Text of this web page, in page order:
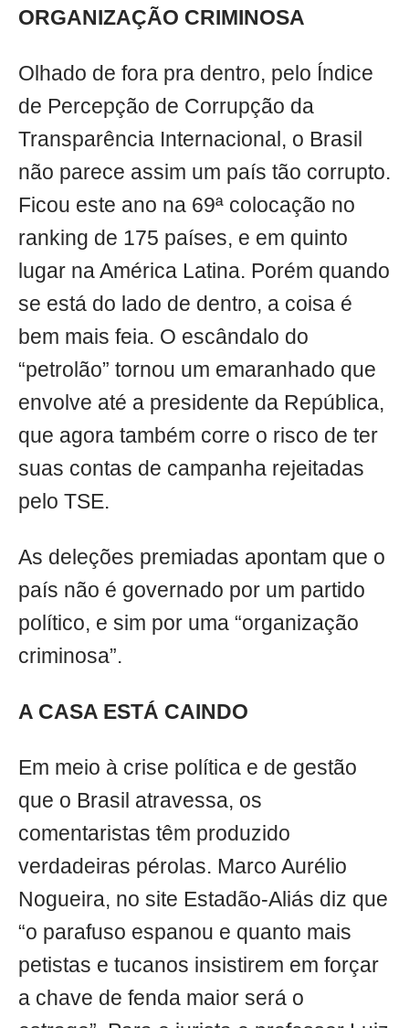
ORGANIZAÇÃO CRIMINOSA
Olhado de fora pra dentro, pelo Índice
de Percepção de Corrupção da
Transparência Internacional, o Brasil
não parece assim um país tão corrupto.
Ficou este ano na 69ª colocação no
ranking de 175 países, e em quinto
lugar na América Latina. Porém quando
se está do lado de dentro, a coisa é
bem mais feia. O escândalo do
“petrolão” tornou um emaranhado que
envolve até a presidente da República,
que agora também corre o risco de ter
suas contas de campanha rejeitadas
pelo TSE.
As deleções premiadas apontam que o
país não é governado por um partido
político, e sim por uma “organização
criminosa”.
A CASA ESTÁ CAINDO
Em meio à crise política e de gestão
que o Brasil atravessa, os
comentaristas têm produzido
verdadeiras pérolas. Marco Aurélio
Nogueira, no site Estadão-Aliás diz que
“o parafuso espanou e quanto mais
petistas e tucanos insistirem em forçar
a chave de fenda maior será o